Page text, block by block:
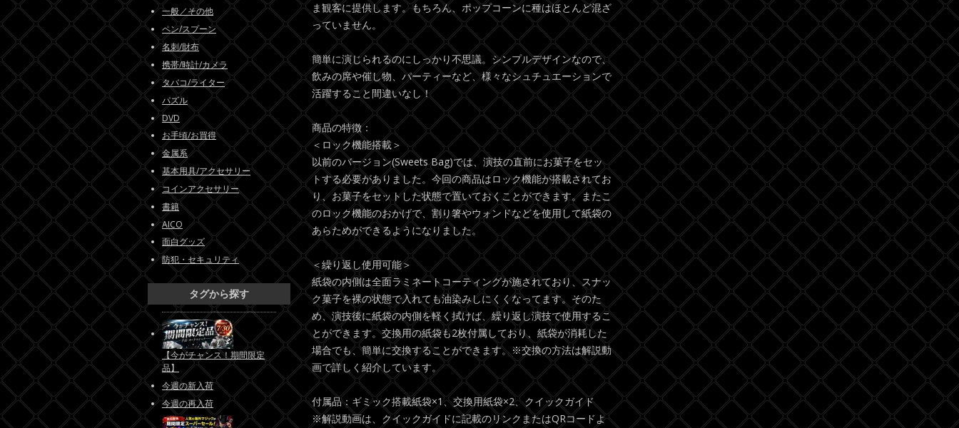
ま観客に提供します。もちろん、ポップコーンに種はほとんど混ざ
っていません。
簡単に演じられるのにしっかり不思議。シンプルデザインなので、
飲みの席や催し物、パーティーなど、様々なシュチュエーションで
活躍すること間違いなし！
商品の特徴：
＜ロック機能搭載＞
以前のバージョン(Sweets Bag)では、演技の直前にお菓子をセッ
トする必要がありました。今回の商品はロック機能が搭載されてお
り、お菓子をセットした状態で置いておくことができます。またこ
のロック機能のおかげで、割り箸やウォンドなどを使用して紙袋の
あらためができるようになりました。
＜繰り返し使用可能＞
紙袋の内側は全面ラミネートコーティングが施されており、スナッ
ク菓子を裸の状態で入れても油染みしにくくなってます。そのた
め、演技後に紙袋の内側を軽く拭けば、繰り返し演技で使用するこ
とができます。交換用の紙袋も2枚付属しており、紙袋が消耗した
場合でも、簡単に交換することができます。※交換の方法は解説動
画で詳しく紹介しています。
付属品：ギミック搭載紙袋×1、交換用紙袋×2、クイックガイド
※解説動画は、クイックガイドに記載のリンクまたはQRコードよ
一般／その他
ペン/スプーン
名刺/財布
携帯/時計/カメラ
タバコ/ライター
パズル
DVD
お手頃/お買得
金属系
基本用具/アクセサリー
コインアクセサリー
書籍
AICO
面白グッズ
防犯・セキュリティ
タグから探す
【今がチャンス！期間限定
品】
今週の新入荷
今週の再入荷